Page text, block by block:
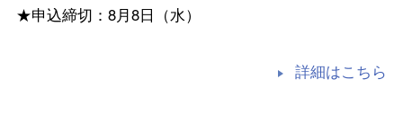
★申込締切：8月8日（水）
詳細はこちら